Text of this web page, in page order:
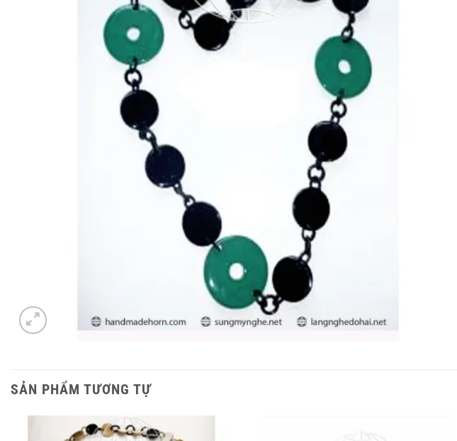
SẢN PHẨM TƯƠNG TỰ